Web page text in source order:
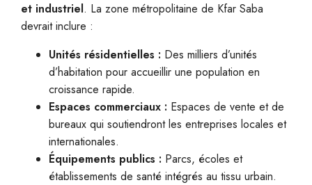
et industriel. La zone métropolitaine de Kfar Saba
devrait inclure :
Unités résidentielles : Des milliers d’unités
d’habitation pour accueillir une population en
croissance rapide.
Espaces commerciaux : Espaces de vente et de
bureaux qui soutiendront les entreprises locales et
internationales.
Équipements publics : Parcs, écoles et
établissements de santé intégrés au tissu urbain.